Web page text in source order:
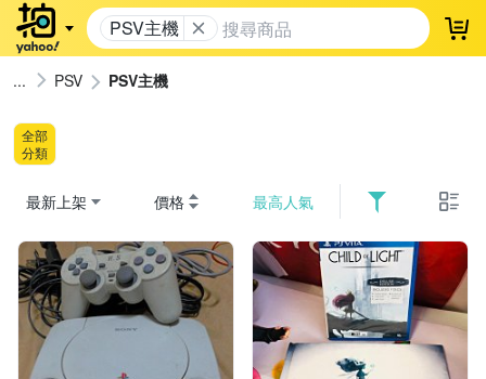
PSV主機 登
PSV PSV主機
全部
分類
最新上架 價格 最高人氣